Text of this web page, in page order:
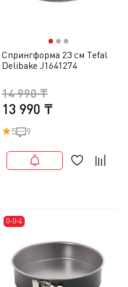
●● ●
Спрингформа 23 см Tefal
Delibake J1641274
13 990 ₸
14 990 ₸
5 9
0-0-4